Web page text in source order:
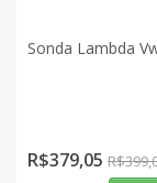
Sonda Lambda
R$379,05